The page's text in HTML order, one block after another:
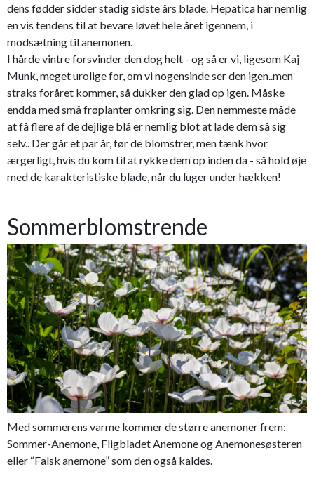
dens fødder sidder stadig sidste års blade. Hepatica har nemlig
en vis tendens til at bevare løvet hele året igennem, i
modsætning til anemonen.
I hårde vintre forsvinder den dog helt - og så er vi, ligesom Kaj
Munk, meget urolige for, om vi nogensinde ser den igen..men
straks foråret kommer, så dukker den glad op igen. Måske
endda med små frøplanter omkring sig. Den nemmeste måde
at få flere af de dejlige blå er nemlig blot at lade dem så sig
selv.. Der går et par år, før de blomstrer, men tænk hvor
ærgerligt, hvis du kom til at rykke dem op inden da - så hold øje
med de karakteristiske blade, når du luger under hækken!
Sommerblomstrende
Med sommerens varme kommer de større anemoner frem:
Sommer-Anemone, Fligbladet Anemone og Anemonesøsteren
eller “Falsk anemone” som den også kaldes.